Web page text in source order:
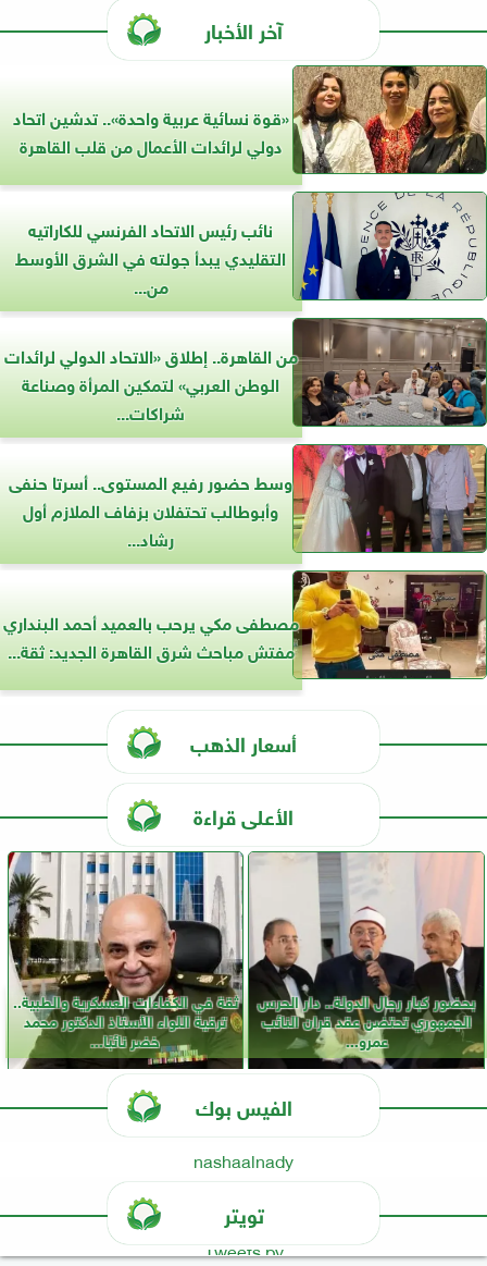
آخر الأخبار
«قوة نسائية عربية واحدة».. تدشين اتحاد
دولي لرائدات الأعمال من قلب القاهرة
نائب رئيس الاتحاد الفرنسي للكاراتيه
التقليدي يبدأ جولته في الشرق الأوسط
من...
من القاهرة.. إطلاق «الاتحاد الدولي لرائدات
الوطن العربي» لتمكين المرأة وصناعة
شراكات...
وسط حضور رفيع المستوى.. أسرتا حنفى
وأبوطالب تحتفلان بزفاف الملازم أول
رشاد...
مصطفى مكي يرحب بالعميد أحمد البنداري
مفتش مباحث شرق القاهرة الجديد: ثقة...
أسعار الذهب
الأعلى قراءة
بحضور كبار رجال الدولة.. دار الحرس
الجمهوري تحتضن عقد قران النائب
عمرو...
ثقة في الكفاءات العسكرية والطبية..
ترقية اللواء الأستاذ الدكتور محمد
خضر نائبًا...
الفيس بوك
nashaalnady
تويتر
Tweets by